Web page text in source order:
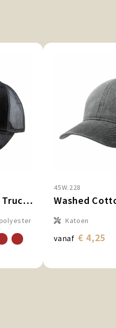
Exclusive Recycled Trucker Rib Cap
45W.228
Katoen
vanaf € 4,25